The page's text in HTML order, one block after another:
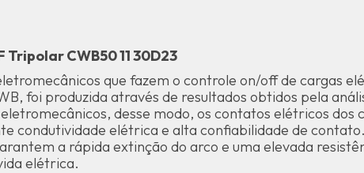
Tripolar CWB50 11 30D23
que fazem o controle on/off de cargas
foi produzida através de resultados obtidos pela
desse modo, os contatos elétricos dos
condutividade elétrica e alta confiabilidade de
a rápida extinção do arco e uma elevada
elétrica.